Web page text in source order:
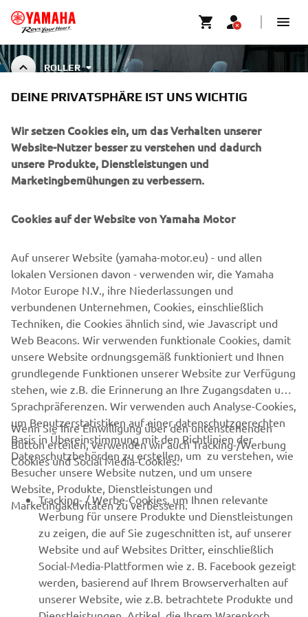
ROLLER
ROLLER ZUBEHÖR
MEHR VON YAMAHA
SUPPORT
NEWSLETTER
Erfahre als Erster von den neuesten Angeboten,
Sonderveranstaltungen, Neuerscheinungen und vielem mehr.
ABONNIEREN
Lesen Sie unsere Datenschutzrichtlinie, um zu erfahren, wie wir
Ihre persönlichen Daten verarbeiten: Datenschutzerklärung
Germany (German)
DEINE PRIVATSPHÄRE IST UNS WICHTIG
Wir setzen Cookies ein, um das Verhalten unserer
Website-Nutzer besser zu verstehen und dadurch
unsere Produkte, Dienstleistungen und
Marketingbemühungen zu verbessern.
Cookies auf der Website von Yamaha Motor
Auf unserer Website (yamaha-motor.eu) - und allen
lokalen Versionen davon - verwenden wir, die Yamaha
Motor Europe N.V., ihre Niederlassungen und
verbundenen Unternehmen, Cookies, einschließlich
Techniken, die Cookies ähnlich sind, wie Javascript und
Web Beacons. Wir verwenden funktionale Cookies, damit
unsere Website ordnungsgemäß funktioniert und Ihnen
grundlegende Funktionen unserer Website zur Verfügung
stehen, wie z.B. die Erinnerung an Ihre Zugangsdaten und
Sprachpräferenzen. Wir verwenden auch Analyse-Cookies,
um Benutzerstatistiken auf einer datenschutzgerechten
Basis in Übereinstimmung mit den Richtlinien der
Datenschutzbehörden zu erstellen, um zu verstehen, wie
Besucher unsere Website nutzen, und um unsere
Website, Produkte, Dienstleistungen und
Marketingaktivitäten zu verbessern.
Wenn Sie Ihre Einwilligung über den untenstehenden
Button erteilen, verwenden wir auch Tracking-/Werbung
Cookies und Social Media-Cookies:
Tracking- / Werbe-Cookies, um Ihnen relevante
Werbung für unsere Produkte und Dienstleistungen
zu zeigen, die auf Sie zugeschnitten ist, auf unserer
Website und auf Websites Dritter, einschließlich
Social-Media-Plattformen wie z. B. Facebook gezeigt
werden, basierend auf Ihrem Browserverhalten auf
unserer Website, wie z.B. betrachtete Produkte und